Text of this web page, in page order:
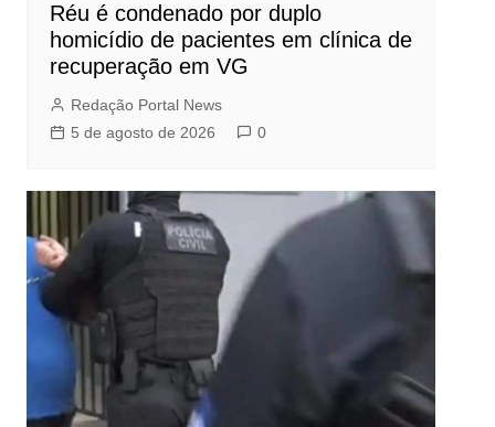
Réu é condenado por duplo
homicídio de pacientes em clínica de
recuperação em VG
Redação Portal News
5 de agosto de 2026
0